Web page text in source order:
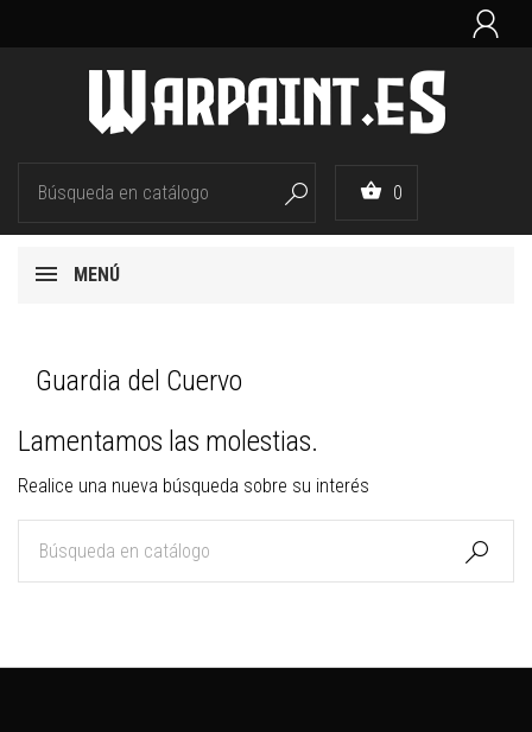

  0
MENÚ
Guardia del Cuervo
Lamentamos las molestias.
Realice una nueva búsqueda sobre su interés
